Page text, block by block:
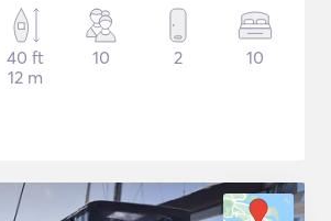
40 ft
12 m
10 2 10